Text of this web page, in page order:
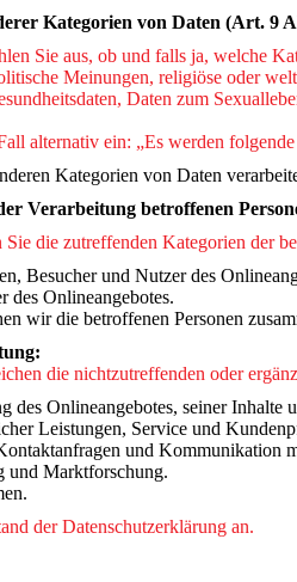
Kategorien von Daten (Art. 9
Sie aus, ob und falls ja, welche
Meinungen, religiöse oder
Daten zum
alternativ ein: „Es werden
Kategorien von Daten
Verarbeitung betroffenen
die zutreffenden Kategorien der
Besucher und Nutzer des
des Onlineangebotes.
wir die betroffenen Personen
die nichtzutreffenden oder
des Onlineangebotes, seiner Inhalte
Leistungen, Service und
und Kommunikation
und Marktforschung.
der Datenschutzerklärung an.